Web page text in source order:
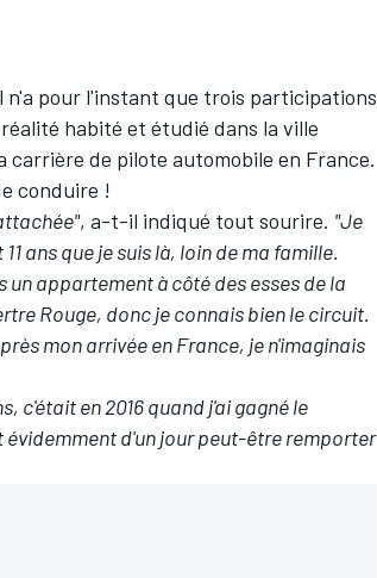
n'a pour l'instant que trois participations
habité et étudié dans la ville
de pilote automobile en France.
conduire !
, a-t-il indiqué tout sourire. "Je
ans que je suis là, loin de ma famille.
appartement à côté des esses de la
Rouge, donc je connais bien le circuit.
mon arrivée en France, je n'imaginais
c'était en 2016 quand j'ai gagné le
d'un jour peut-être remporter